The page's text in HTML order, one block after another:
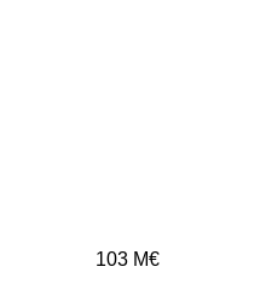
103 M€